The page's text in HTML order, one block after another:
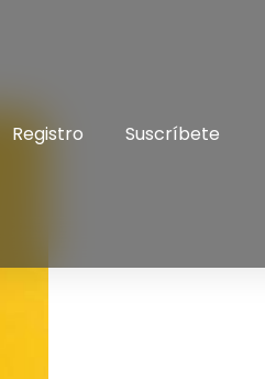
Registro Suscríbete